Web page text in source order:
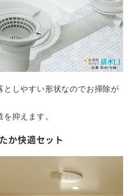
としやすい形状なのでお掃除が
抑えます。
か快適セット